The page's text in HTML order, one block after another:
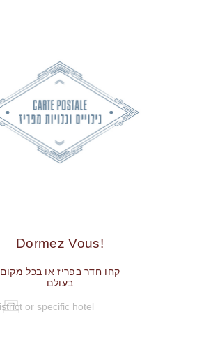
!Dormez Vous
קחו חדר בפריז או בכל מקום
בעולם